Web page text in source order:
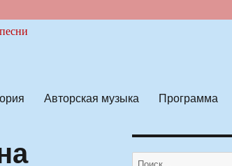
Авторская музыка Программа
Искать: